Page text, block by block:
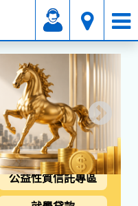
公益性質信託專區